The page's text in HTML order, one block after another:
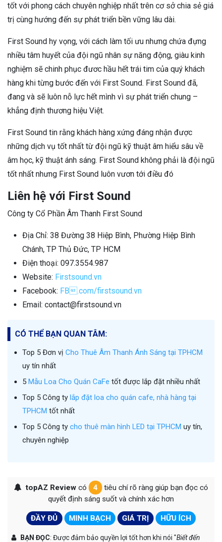
tốt với phong cách chuyên nghiệp nhất trên cơ sở chia sẻ giá
trị cùng hướng đến sự phát triển bền vững lâu dài.
First Sound hy vọng, với cách làm tối ưu nhưng chứa đựng
nhiều tâm huyết của đội ngũ nhân sự năng động, giàu kinh
nghiệm sẽ chinh phục đươc hầu hết trái tim của quý khách
hàng khi từng bước đến với First Sound. First Sound đã,
đang và sẽ luôn nỗ lực hết mình vì sự phát triển chung –
khẳng định thương hiệu Việt.
First Sound tin rằng khách hàng xứng đáng nhận được
những dịch vụ tốt nhất từ đội ngũ kỹ thuật âm hiểu sâu về
âm học, kỹ thuật ánh sáng. First Sound không phải là đội ngũ
tốt nhất nhưng First Sound luôn vươn tới điều đó
Liên hệ với First Sound
Công ty Cổ Phần Âm Thanh First Sound
Địa Chỉ: 38 Đường 38 Hiệp Bình, Phường Hiệp Bình
Chánh, TP Thủ Đức, TP HCM
Điện thoại: 097.3554.987
Website: Firstsound.vn
Facebook: FB.com/firstsound.vn
Email: contact@firstsound.vn
CÓ THỂ BẠN QUAN TÂM:
Top 5 Đơn vị Cho Thuê Âm Thanh Ánh Sáng tại TPHCM
uy tín nhất
5 Mẫu Loa Cho Quán CaFe tốt được lắp đặt nhiều nhất
Top 5 Công ty lắp đặt loa cho quán cafe, nhà hàng tại
TPHCM tốt nhất
Top 5 Công ty cho thuê màn hình LED tại TPHCM uy tín,
chuyên nghiệp
topAZ Reviewcó 4
tiêu chí rõ ràng giúp bạn đọc có
quyết định sáng suốt và chính xác hơn
ĐẦY ĐỦ MINH BẠCH GIÁ TRỊ HỮU ÍCH
BẠN ĐỌC: Được đảm bảo quyền lợi tốt hơn khi nói "Biết đến